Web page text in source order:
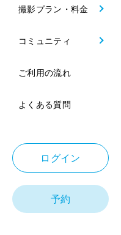
撮影プラン・料金
コミュニティ
ご利用の流れ
よくある質問
ログイン
予約